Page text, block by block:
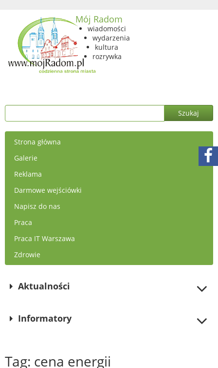
Mój Radom
wiadomości
wydarzenia
kultura
rozrywka
Strona główna
Galerie
Reklama
Darmowe wejściówki
Napisz do nas
Praca
Praca IT Warszawa
Zdrowie
Aktualności
Informatory
Tag: cena energii